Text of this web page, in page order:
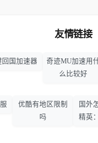
友情链接
回国加速器
奇迹MU加速用
么比较好
优酷有地区限制
吗
国外
精英